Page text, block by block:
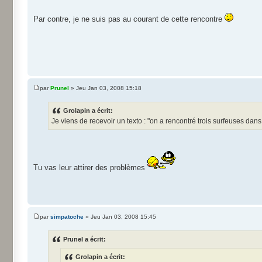
Par contre, je ne suis pas au courant de cette rencontre
parPrunel » Jeu Jan 03, 2008 15:18
Grolapin a écrit:
Je viens de recevoir un texto : "on a rencontré trois surfeuses
Tu vas leur attirer des problèmes
parsimpatoche » Jeu Jan 03, 2008 15:45
Prunel a écrit:
Grolapin a écrit: